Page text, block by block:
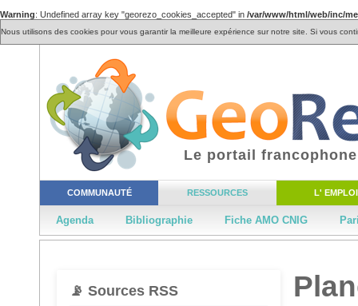
Warning: Undefined array key "georezo_cookies_accepted" in /var/www/html/web/inc/
Nous utilisons des cookies pour vous garantir la meilleure expérience sur notre site. Si vous
COMMUNAUTÉ RESSOURCES L' EMPLOI
Agenda Bibliographie Fiche AMO CNIG
Le portail
📡 Sources RSS